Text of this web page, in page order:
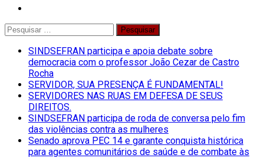
Pesquisar
SINDSEFRAN participa e apoia debate sobre
democracia com o professor João Cezar de Castro
Rocha
SERVIDOR, SUA PRESENÇA É FUNDAMENTAL!
SERVIDORES NAS RUAS EM DEFESA DE SEUS
DIREITOS.
SINDSEFRAN participa de roda de conversa pelo fim
das violências contra as mulheres
Senado aprova PEC 14 e garante conquista histórica
para agentes comunitários de saúde e de combate às